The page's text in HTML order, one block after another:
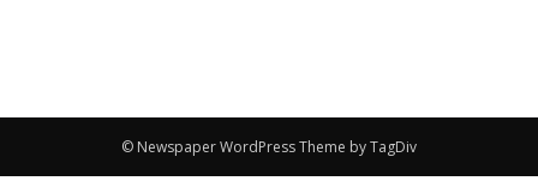
© Newspaper WordPress Theme by TagDiv